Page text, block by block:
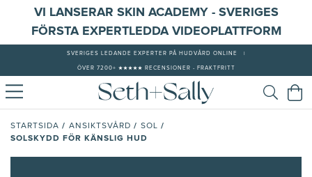
VI LANSERAR SKIN ACADEMY - SVERIGES
FÖRSTA EXPERTLEDDA VIDEOPLATTFORM
SVERIGES LEDANDE EXPERTER PÅ HUDVÅRD ONLINE
ÖVER 7200+ ★★★★★ RECENSIONER - FRAKTFRITT
STARTSIDA / ANSIKTSVÅRD / SOL /
SOLSKYDD FÖR KÄNSLIG HUD